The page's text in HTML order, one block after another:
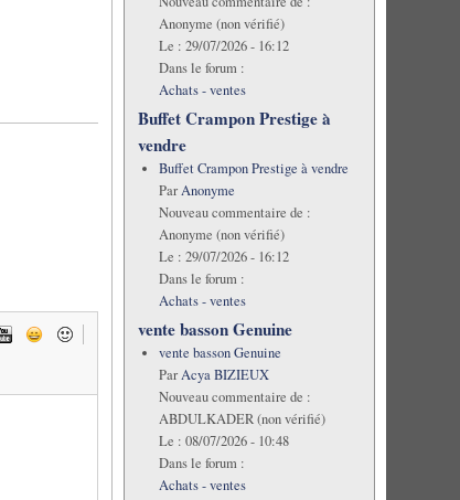
Anonyme (non vérifié)
Le : 29/07/2026 - 16:12
Dans le forum :
Achats - ventes
Buffet Crampon Prestige à
vendre
Buffet Crampon Prestige à vendre
ParAnonyme
Nouveau commentaire de :
Anonyme (non vérifié)
Le : 29/07/2026 - 16:12
Dans le forum :
Achats - ventes
vente basson Genuine
vente basson Genuine
ParAcya BIZIEUX
Nouveau commentaire de :
ABDULKADER (non vérifié)
Le : 08/07/2026 - 10:48
Dans le forum :
Achats - ventes